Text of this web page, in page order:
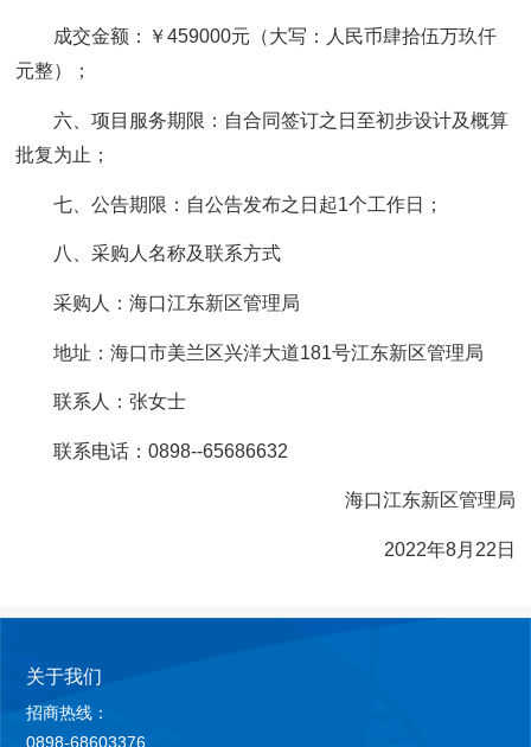
成交金额：￥459000元（大写：人民币肆拾伍万玖仟
元整）；
六、项目服务期限：自合同签订之日至初步设计及概算
批复为止；
七、公告期限：自公告发布之日起1个工作日；
八、采购人名称及联系方式
采购人：海口江东新区管理局
地址：海口市美兰区兴洋大道181号江东新区管理局
联系人：张女士
联系电话：0898--65686632
海口江东新区管理局
2022年8月22日
关于我们
招商热线：
0898-68603376